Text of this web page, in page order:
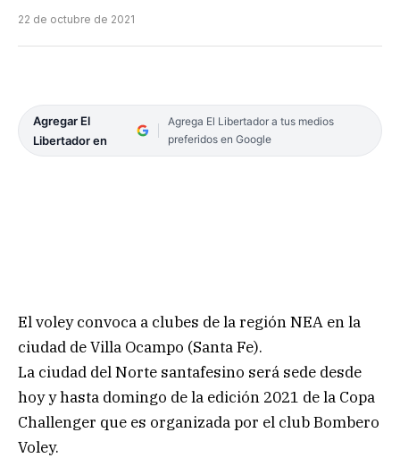
22 de octubre de 2021
Agregar El
Libertador en
Agrega El Libertador a tus medios
preferidos en Google
El voley convoca a clubes de la región NEA en la
ciudad de Villa Ocampo (Santa Fe).
La ciudad del Norte santafesino será sede desde
hoy y hasta domingo de la edición 2021 de la Copa
Challenger que es organizada por el club Bombero
Voley.